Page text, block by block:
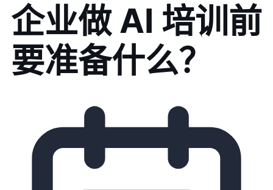
企业做 AI 培训前
要准备什么？